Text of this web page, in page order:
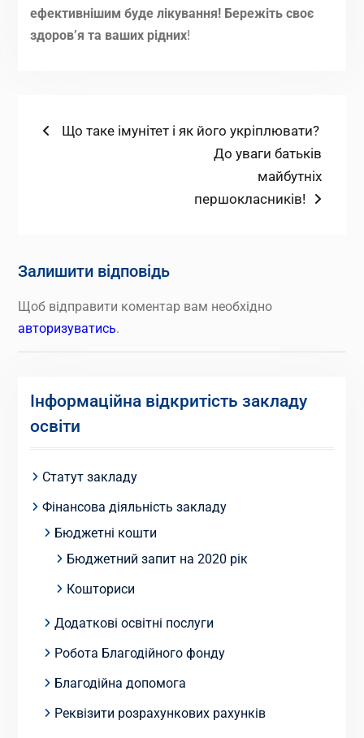
ефективнішим буде лікування! Бережіть своє
здоров’я та ваших рідних!
Навігація
Попередній
Що таке імунітет і як його укріплювати?
Наступний
До уваги батьків
майбутніх
першокласників!
Залишити відповідь
Щоб відправити коментар вам необхідно
авторизуватись.
Інформаційна відкритість закладу
освіти
Статут закладу
Фінансова діяльність закладу
Бюджетні кошти
Бюджетний запит на 2020 рік
Кошториси
Додаткові освітні послуги
Робота Благодійного фонду
Благодійна допомога
Реквізити розрахункових рахунків